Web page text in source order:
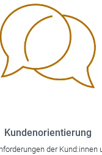
Kundenorientierung
der Kund:innen